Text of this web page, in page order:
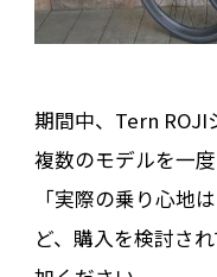
期間中、Tern ROJI
複数のモデルを一
「実際の乗り心地
ど、購入を検討さ